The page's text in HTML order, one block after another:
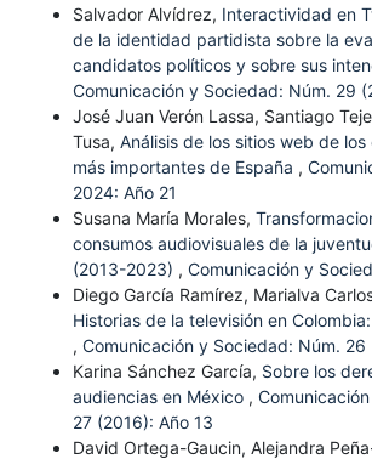
Salvador Alvídrez, Interactividad en
de la identidad partidista sobre la
candidatos políticos y sobre sus
Comunicación y Sociedad: Núm. 29
José Juan Verón Lassa, Santiago
Tusa, Análisis de los sitios web de
más importantes de España ,
2024: Año 21
Susana María Morales,
consumos audiovisuales de la
(2013-2023) , Comunicación y
Diego García Ramírez, Marialva
Historias de la televisión en
, Comunicación y Sociedad: Núm. 26
Karina Sánchez García, Sobre los
audiencias en México ,
27 (2016): Año 13
David Ortega-Gaucin, Alejandra